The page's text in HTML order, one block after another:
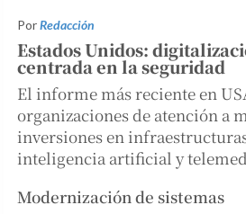
PorRedacción
Estados Unidos:
centrada en la seguridad
El informe más reciente en
organizaciones de atención a
inversiones en
inteligencia artificial y
Modernización de sistemas